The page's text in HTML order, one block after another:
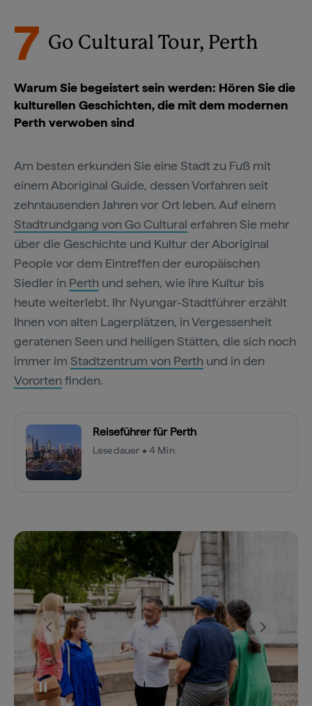
7 Go Cultural Tour, Perth
Warum Sie begeistert sein werden: Hören Sie die
kulturellen Geschichten, die mit dem modernen
Perth verwoben sind
Am besten erkunden Sie eine Stadt zu Fuß mit
einem Aboriginal Guide, dessen Vorfahren seit
zehntausenden Jahren vor Ort leben. Auf einem
Stadtrundgang von Go Cultural erfahren Sie mehr
über die Geschichte und Kultur der Aboriginal
People vor dem Eintreffen der europäischen
Siedler in Perth und sehen, wie ihre Kultur bis
heute weiterlebt. Ihr Nyungar-Stadtführer erzählt
Ihnen von alten Lagerplätzen, in Vergessenheit
geratenen Seen und heiligen Stätten, die sich noch
immer im Stadtzentrum von Perth und in den
Vorortenfinden.
Reiseführer für Perth
Lesedauer • 4 Min.